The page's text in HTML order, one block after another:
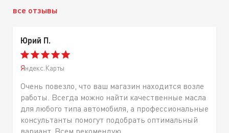
все отзывы
Юрий П.
Яндекс.Карты
Очень повезло, что ваш магазин находится возле
работы. Всегда можно найти качественные масла
для любого типа автомобиля, а профессиональные
консультанты помогут подобрать оптимальный